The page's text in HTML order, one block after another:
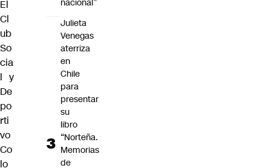
El
Cl
ub
So
cia
l y
De
po
rti
vo
Co
lo
nacional”
Julieta
Venegas
aterriza
en
Chile
para
presentar
su
libro
“Norteña.
Memorias
de